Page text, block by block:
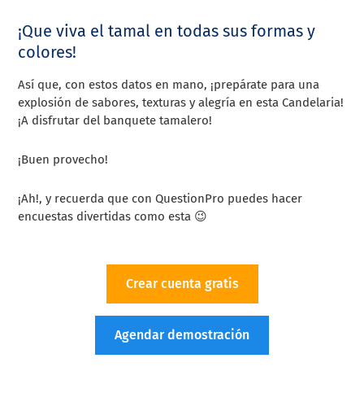
¡Que viva el tamal en todas sus formas y
colores!
Así que, con estos datos en mano, ¡prepárate para una
explosión de sabores, texturas y alegría en esta Candelaria!
¡A disfrutar del banquete tamalero!
¡Buen provecho!
¡Ah!, y recuerda que con QuestionPro puedes hacer
encuestas divertidas como esta 😉
Crear cuenta gratis
Agendar demostración